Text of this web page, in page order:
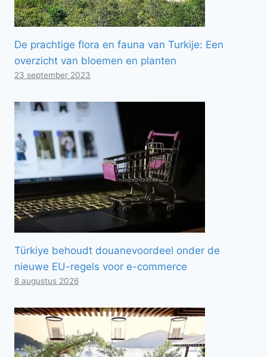
De prachtige flora en fauna van Turkije: Een
overzicht van bloemen en planten
23 september 2023
Türkiye behoudt douanevoordeel onder de
nieuwe EU-regels voor e-commerce
8 augustus 2026